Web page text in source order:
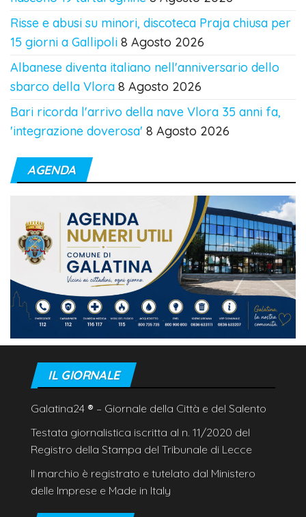
Risse e abusi su minori, discoteca Praja chiusa per
15 giorni a Gallipoli 8 Agosto 2026
Albanese diventa italiano nell'anniversario dello
sbarco della Vlora 8 Agosto 2026
Bari ricorda l'arrivo della nave Vlora 35 anni fa,
'integrazione doverosa' 8 Agosto 2026
AGENDA
IL GIORNALE
Galatina24 ® – Giornale della Città e del Salento
Testata giornalistica iscritta al n. 11/2020 del
Registro della Stampa del Tribunale di Lecce
Il marchio è registrato e tutelato dal Ministero
delle Imprese e Made in Italy